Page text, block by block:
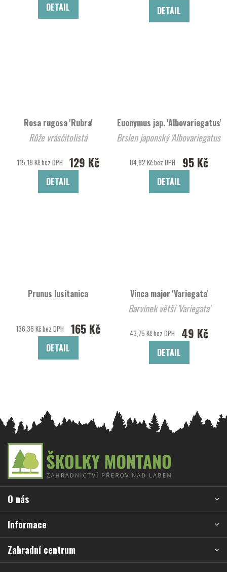
DETAIL DETAIL
Rosa rugosa 'Rubra'
Růže vrásčitolistá
115,18 Kč bez DPH 129 Kč
DETAIL
Euonymus jap. 'Albovariegatus'
Brslen japonský 'Albovariegatus'
84,82 Kč bez DPH 95 Kč
DETAIL
Prunus lusitanica
136,36 Kč bez DPH 165 Kč
DETAIL
Vinca major 'Variegata'
Barvínek větší 'Variegata'
43,75 Kč bez DPH 49 Kč
DETAIL
a
í
O nás
Informace
Zahradní centrum